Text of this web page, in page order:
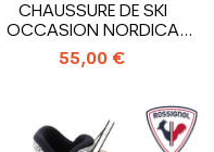
CHAUSSURE DE SKI
OCCASION NORDICA
SPORTMACHINE 75 WR
55,00 €